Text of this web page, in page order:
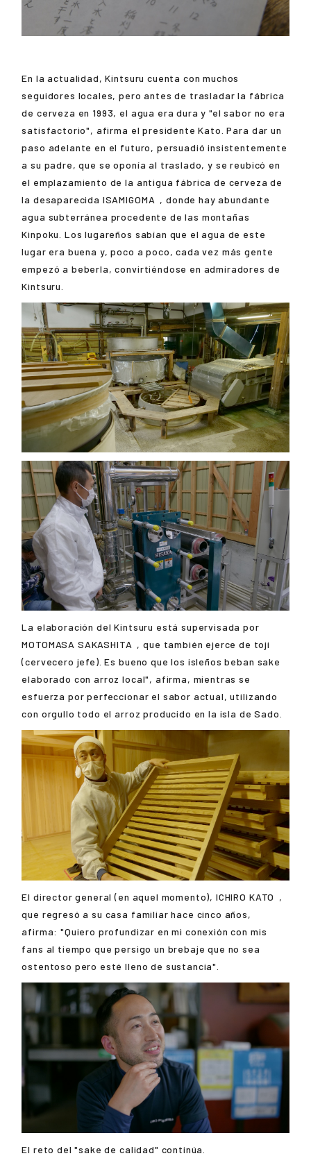
En la actualidad, Kintsuru cuenta con muchos
seguidores locales, pero antes de trasladar la fábrica
de cerveza en 1993, el agua era dura y "el sabor no era
satisfactorio", afirma el presidente Kato. Para dar un
paso adelante en el futuro, persuadió insistentemente
a su padre, que se oponía al traslado, y se reubicó en
el emplazamiento de la antigua fábrica de cerveza de
la desaparecida ISAMIGOMA , donde hay abundante
agua subterránea procedente de las montañas
Kinpoku. Los lugareños sabían que el agua de este
lugar era buena y, poco a poco, cada vez más gente
empezó a beberla, convirtiéndose en admiradores de
Kintsuru.
La elaboración del Kintsuru está supervisada por
MOTOMASA SAKASHITA , que también ejerce de toji
(cervecero jefe). Es bueno que los isleños beban sake
elaborado con arroz local", afirma, mientras se
esfuerza por perfeccionar el sabor actual, utilizando
con orgullo todo el arroz producido en la isla de Sado.
El director general (en aquel momento), ICHIRO KATO ,
que regresó a su casa familiar hace cinco años,
afirma: "Quiero profundizar en mi conexión con mis
fans al tiempo que persigo un brebaje que no sea
ostentoso pero esté lleno de sustancia".
El reto del "sake de calidad" continúa.